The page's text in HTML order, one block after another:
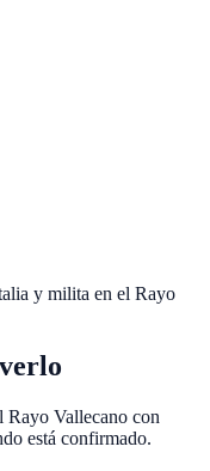
y milita en el Rayo
Rayo Vallecano con
está confirmado.